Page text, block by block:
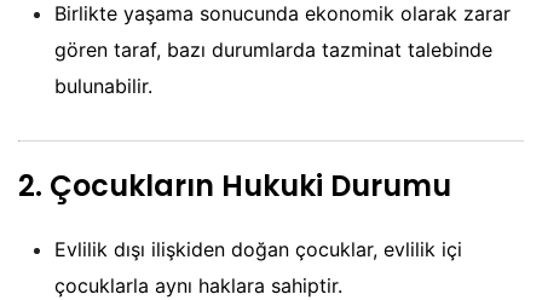
Birlikte yaşama sonucunda ekonomik olarak zarar
gören taraf, bazı durumlarda tazminat talebinde
bulunabilir.
2. Çocukların Hukuki Durumu
Evlilik dışı ilişkiden doğan çocuklar, evlilik içi
çocuklarla aynı haklara sahiptir.